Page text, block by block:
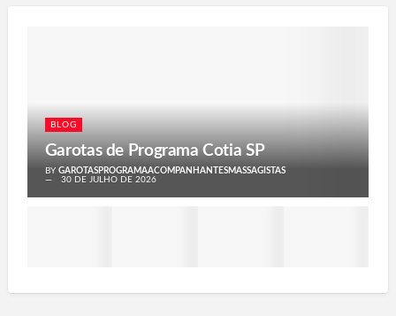
BLOG
Garotas de Programa Cotia SP
BY GAROTASPROGRAMAACOMPANHANTESMASSAGISTAS
30 DE JULHO DE 2026